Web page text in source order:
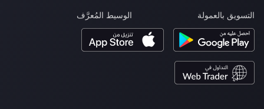
التسويق بالعمولة الوسيط المُعرَّف